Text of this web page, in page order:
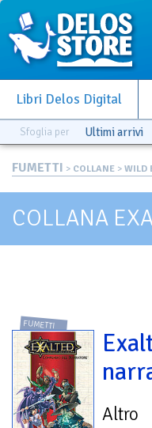
Libri Delos Digital
Sfoglia per Ultimi arrivi
FUMETTI > COLLANE > WILD
COLLANA
FUMETTI
Altro